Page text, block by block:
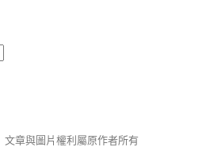
文章與圖片權利屬原作者所有